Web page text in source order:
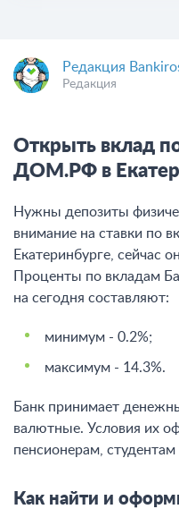
Редакция
Редакция
Открыть вклад
ДОМ.РФ в
Нужны депозиты
внимание на ставки по
Екатеринбурге, сейчас
Проценты по вкладам
на сегодня составляют:
минимум - 0.2%;
максимум - 14.3%.
Банк принимает
валютные. Условия их
пенсионерам,
Как найти и